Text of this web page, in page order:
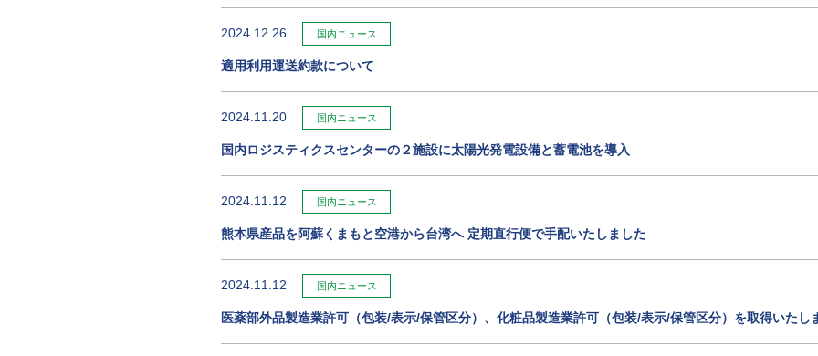
2024.12.26 国内ニュース
適用利用運送約款について
2024.11.20 国内ニュース
国内ロジスティクスセンターの２施設に太陽光発電設備と蓄電池を導入
2024.11.12 国内ニュース
熊本県産品を阿蘇くまもと空港から台湾へ 定期直行便で手配いたしました
2024.11.12 国内ニュース
医薬部外品製造業許可（包装/表示/保管区分）、化粧品製造業許可（包装/表示/保管区分）を取得いたし